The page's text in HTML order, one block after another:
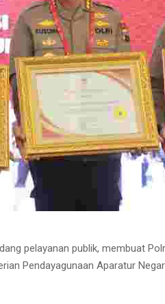
pelayanan publik, membuat
Pendayagunaan Aparatur